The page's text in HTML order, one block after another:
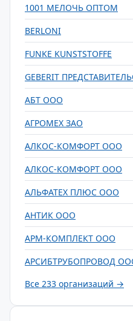
1001 МЕЛОЧЬ ОПТОМ
BERLONI
FUNKE KUNSTSTOFFE
GEBERIT
АБТ ООО
АГРОМЕХ ЗАО
АЛКОС-КОМФОРТ ООО
АЛКОС-КОМФОРТ ООО
АЛЬФАТЕХ ПЛЮС ООО
АНТИК ООО
АРМ-КОМПЛЕКТ ООО
АРСИБТРУБОПРОВОД
Все 233 организаций →